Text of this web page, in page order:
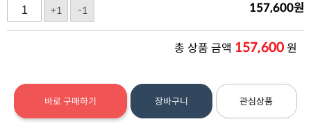
+1
-1 157,600원
총 상품 금액 157,600원
바로 구매하기 장바구니 관심상품